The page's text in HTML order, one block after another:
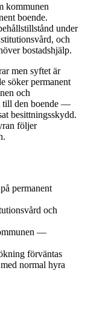
kommunen
boende.
under
och
bostadshjälp.
men syftet är
söker permanent
och
till den boende —
besittningsskydd.
följer
permanent
och
—
förväntas
normal hyra